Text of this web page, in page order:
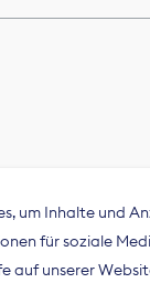
um Inhalte und
für soziale
auf unserer